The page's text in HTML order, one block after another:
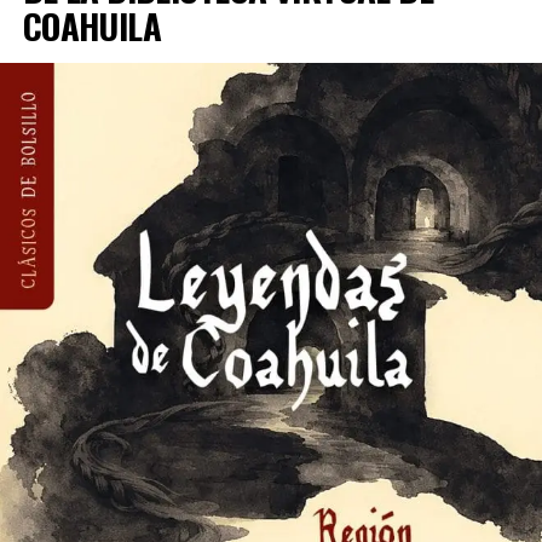
familia, además de las exposiciones vigentes que pueden
completamente gratuita. Invitamos a las y los
coahuilenses a aprovechar esta oportunidad para
conocer nuestro patrimonio, disfrutar del arte y vivir
experiencias culturales durante todo el mes.»
Asimismo, informó que durante todo agosto continúan
los exámenes de admisión para la Escuela de Danza del
Estado de Coahuila, dirigidos a niñas y niños de entre 6 y
12 años interesados en formar parte de esta institución
formativa.
ADVERTISEMENT
También se puede realizar a través del portal de
internet oficial del Ayuntamiento de
Saltillo,
www.saltillo.gob.mx , disponible las 24 horas.
Quienes aspiren o sean personas propuestas como
candidatas podrán ser inscritas en la categoría en vida.
Los requisitos para poder ser inscritos en la
convocatoria son: tener nacionalidad mexicana; haber
nacido en Saltillo o residir en él por lo menos cinco años
ininterrumpidos a la fecha de expedición de la presente
convocatoria; no haber recibido la Presea Manuel
Acuña; y contar con una trayectoria destacada o haber
COAHUILA